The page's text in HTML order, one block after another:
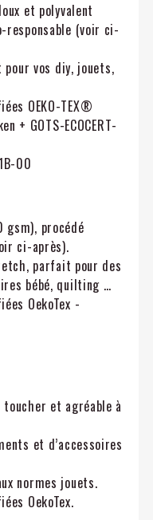
et polyvalent
responsable (voir ci-
vos diy, jouets,
OEKO-TEX®
+ GOTS-ECOCERT-
00
procédé
ci-après).
parfait pour des
bébé, quilting …
OekoTex -
et agréable à
et d’accessoires
normes jouets.
OekoTex.